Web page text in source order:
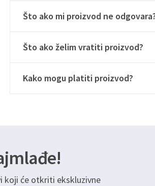
Što ako mi proizvod ne
Što ako želim vratiti proizvod?
Kako mogu platiti proizvod?
koji će otkriti ekskluzivne